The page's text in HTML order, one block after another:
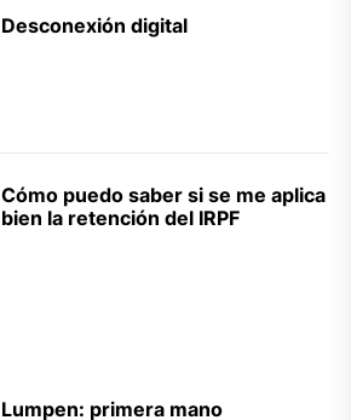
Desconexión digital
Cómo puedo saber si se me aplica
bien la retención del IRPF
Lumpen: primera mano